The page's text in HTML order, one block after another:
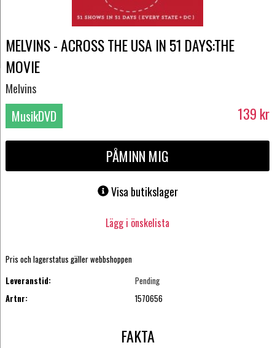
MELVINS - ACROSS THE USA IN 51 DAYS:THE
MOVIE
Melvins
MusikDVD 139 kr
PÅMINN MIG
Visa butikslager
Lägg i önskelista
Pris och lagerstatus gäller webbshoppen
Leveranstid:
Pending
Artnr:
1570656
FAKTA